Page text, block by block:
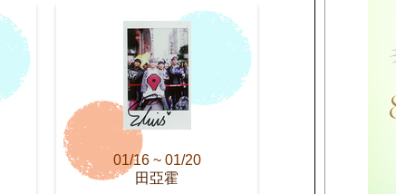
01/16 ~ 01/20
田亞霍